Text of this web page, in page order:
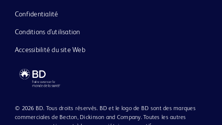
Confidentialité
Conditions d’utilisation
Accessibilité du site Web
© 2026 BD. Tous droits réservés. BD et le logo de BD sont des marques
commerciales de Becton, Dickinson and Company. Toutes les autres